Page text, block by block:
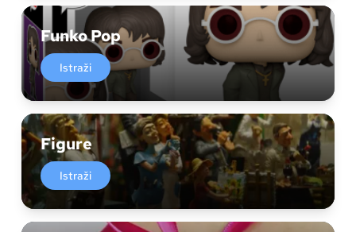
Funko Pop
Istraži
Figure
Istraži